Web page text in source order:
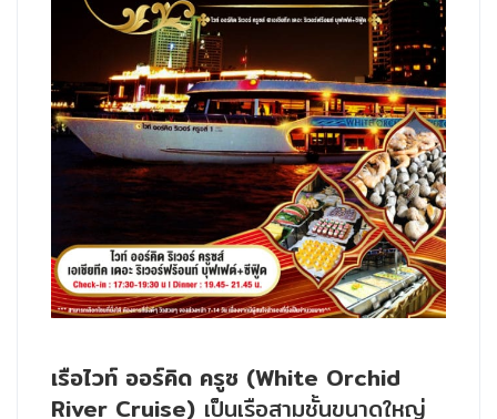
เรือไวท์ ออร์คิด ครูซ (White Orchid
River Cruise) เป็นเรือสามชั้นขนาดใหญ่